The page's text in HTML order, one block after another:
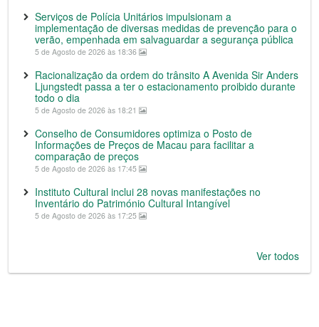
Serviços de Polícia Unitários impulsionam a
implementação de diversas medidas de prevenção para o
verão, empenhada em salvaguardar a segurança pública
5 de Agosto de 2026 às 18:36
Racionalização da ordem do trânsito A Avenida Sir Anders
Ljungstedt passa a ter o estacionamento proibido durante
todo o dia
5 de Agosto de 2026 às 18:21
Conselho de Consumidores optimiza o Posto de
Informações de Preços de Macau para facilitar a
comparação de preços
5 de Agosto de 2026 às 17:45
Instituto Cultural inclui 28 novas manifestações no
Inventário do Património Cultural Intangível
5 de Agosto de 2026 às 17:25
Ver todos